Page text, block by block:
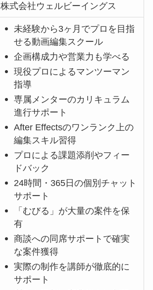
株式会社ウェルビーイングス
未経験から3ヶ月でプロを目指
せる動画編集スクール
企画構成力や営業力も学べる
現役プロによるマンツーマン
指導
専属メンターのカリキュラム
進行サポート
After Effectsのワンランク上の
編集スキル習得
プロによる課題添削やフィー
ドバック
24時間・365日の個別チャット
サポート
「むびる」が大量の案件を保
有
商談への同席サポートで確実
な案件獲得
実際の制作を講師が徹底的に
サポート